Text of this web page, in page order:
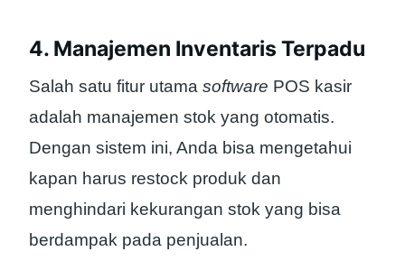
4. Manajemen Inventaris Terpadu
Salah satu fitur utama software POS kasir
adalah manajemen stok yang otomatis.
Dengan sistem ini, Anda bisa mengetahui
kapan harus restock produk dan
menghindari kekurangan stok yang bisa
berdampak pada penjualan.